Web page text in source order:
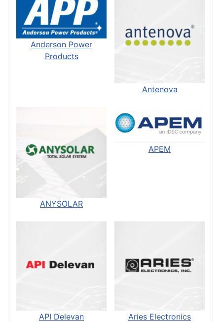
Anderson Power
Products
Antenova
ANYSOLAR
APEM
API Delevan Aries Electronics